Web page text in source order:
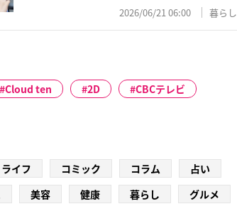
2026/06/21 06:00 暮らし
Cloud ten 2D
CBCテレビ
ライフ コミック コラム
占い
美容 健康 暮らし グルメ